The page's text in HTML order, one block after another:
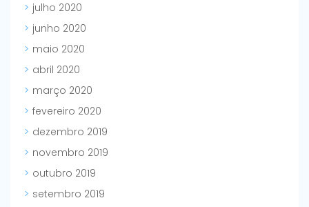
julho 2020
junho 2020
maio 2020
abril 2020
março 2020
fevereiro 2020
dezembro 2019
novembro 2019
outubro 2019
setembro 2019